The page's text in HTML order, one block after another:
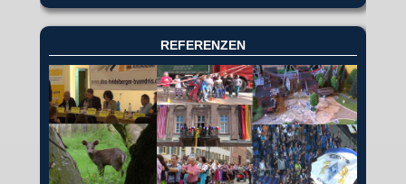
REFERENZEN